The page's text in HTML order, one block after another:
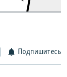
Подпишитесь